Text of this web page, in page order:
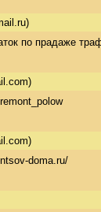
по прадаже
doma.ru/